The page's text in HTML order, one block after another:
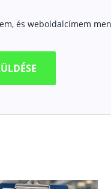
és weboldalcímem